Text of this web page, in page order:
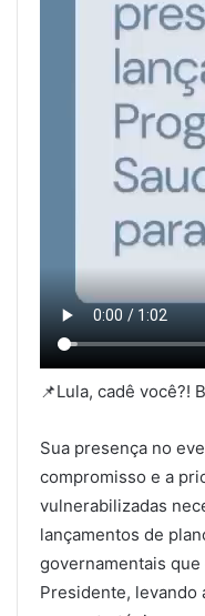
📌Lula, cadê você?!
Sua presença no
compromisso e a
vulnerabilizadas
lançamentos de
governamentais
Presidente, levando